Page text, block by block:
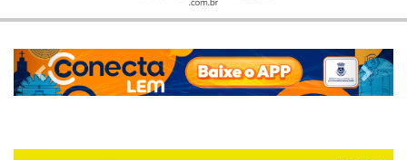
Previous Next